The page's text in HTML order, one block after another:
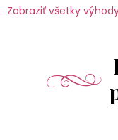
Zobraziť všetky